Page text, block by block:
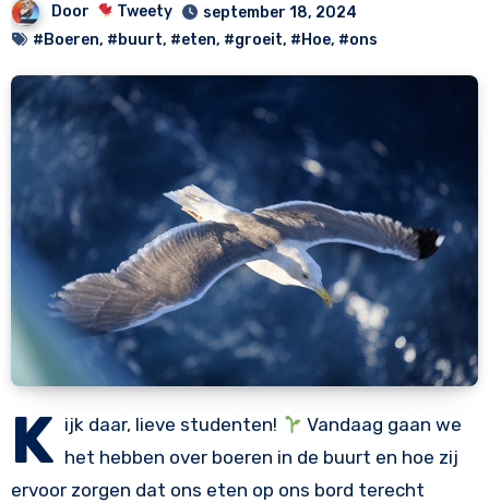
Door Tweety
september 18, 2024
#Boeren, #buurt, #eten, #groeit, #Hoe, #ons
K ijk daar, lieve studenten!
Vandaag gaan we
het hebben over boeren in de buurt en hoe zij
ervoor zorgen dat ons eten op ons bord terecht